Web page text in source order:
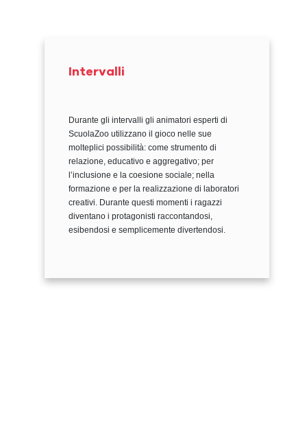
Intervalli
Durante gli intervalli gli animatori esperti di
ScuolaZoo utilizzano il gioco nelle sue
molteplici possibilità: come strumento di
relazione, educativo e aggregativo; per
l’inclusione e la coesione sociale; nella
formazione e per la realizzazione di laboratori
creativi. Durante questi momenti i ragazzi
diventano i protagonisti raccontandosi,
esibendosi e semplicemente divertendosi.